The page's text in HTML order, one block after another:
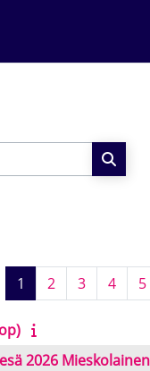
Поиск
1 Страница 1
2 Страница 2
3Страница
4 5
2026 Mieskolainen